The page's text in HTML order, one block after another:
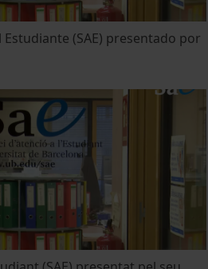
Estudiante (SAE) presentado por